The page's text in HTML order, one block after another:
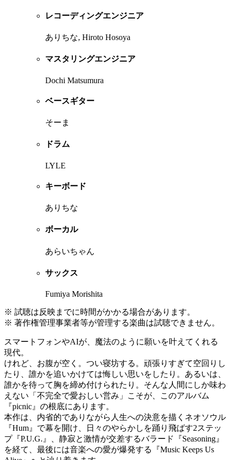
レコーディングエンジニア
ありちな, Hiroto Hosoya
マスタリングエンジニア
Dochi Matsumura
ベースギター
そーま
ドラム
LYLE
キーボード
ありちな
ボーカル
あらいちゃん
サックス
Fumiya Morishita
※ 試聴は反映までに時間がかかる場合があります。
※ 著作権管理事業者等が管理する楽曲は試聴できません。
スマートフォンやAIが、魔法のように願いを叶えてくれる
現代。
けれど、お腹が空く。つい寝坊する。頑張りすぎて空回りし
たり、誰かを追いかけては悔しい思いをしたり。あるいは、
誰かを待って胸を締め付けられたり。そんな人間にしか味わ
えない「不完全で愛おしい営み」こそが、このアルバム
『picnic』の根底にあります。
本作は、内省的でありながら人生への決意を描くネオソウル
『Hum』で幕を開け、日々のやらかしを踊り飛ばす2ステッ
プ『P.U.G.』、静寂と激情が交差するバラード『Seasoning』
を経て、最後には音楽への愛が爆発する『Music Keeps Us